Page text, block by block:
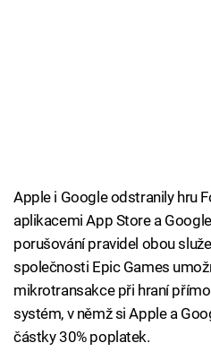
Apple i Google odstranily hru
aplikacemi App Store a
porušování pravidel obou
společnosti Epic Games
mikrotransakce při hraní
systém, v němž si Apple a
částky 30% poplatek.